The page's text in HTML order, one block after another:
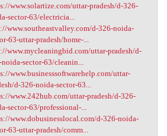
www.solartize.com/uttar-pradesh/d-326-
sector-63/electricia...
www.southeastvalley.com/d-326-noida-
63-uttar-pradesh/home-...
www.mycleaningbid.com/uttar-pradesh/d-
sector-63/cleanin...
www.businesssoftwarehelp.com/uttar-
d-326-noida-sector-63...
www.242hub.com/uttar-pradesh/d-326-
sector-63/professional-...
www.dobusinesslocal.com/d-326-noida-
63-uttar-pradesh/comm...